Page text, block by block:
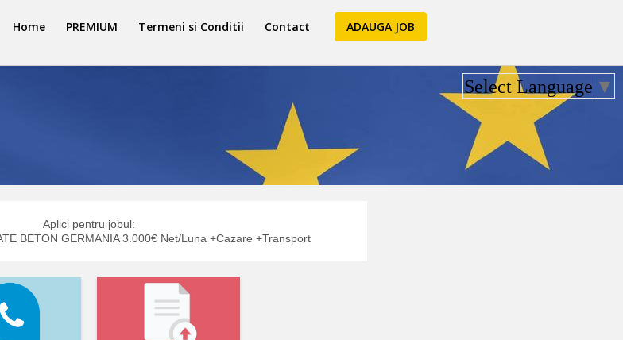
Home PREMIUM Termeni si Conditii Contact ADAUGA JOB
Select Language ▼
Aplici pentru jobul:
BETON GERMANIA 3.000€ Net/Luna +Cazare +Transport